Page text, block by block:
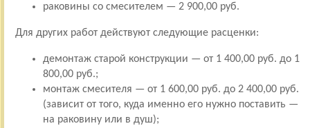
раковины со смесителем — 2 900,00 руб.
Для других работ действуют следующие расценки:
демонтаж старой конструкции — от 1 400,00 руб. до 1
800,00 руб.;
монтаж смесителя — от 1 600,00 руб. до 2 400,00 руб.
(зависит от того, куда именно его нужно поставить —
на раковину или в душ);